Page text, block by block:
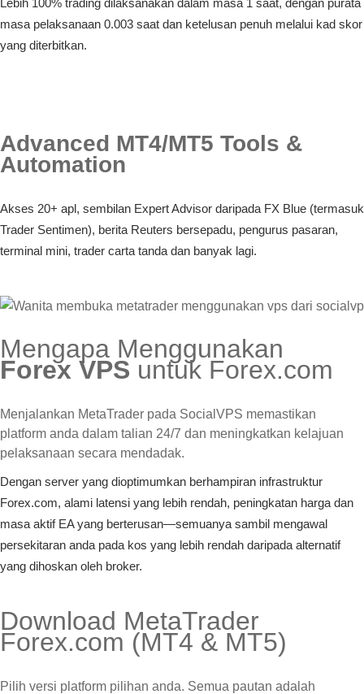
masa pelaksanaan 0.003 saat dan ketelusan penuh melalui kad skor
yang diterbitkan.
Advanced MT4/MT5 Tools &
Automation
Akses 20+ apl, sembilan Expert Advisor daripada FX Blue (termasuk
Trader Sentimen), berita Reuters bersepadu, pengurus pasaran,
terminal mini, trader carta tanda dan banyak lagi.
Mengapa Menggunakan
Forex VPS untuk Forex.com
Menjalankan MetaTrader pada SocialVPS memastikan
platform anda dalam talian 24/7 dan meningkatkan kelajuan
pelaksanaan secara mendadak.
Dengan server yang dioptimumkan berhampiran infrastruktur
Forex.com, alami latensi yang lebih rendah, peningkatan harga dan
masa aktif EA yang berterusan—semuanya sambil mengawal
persekitaran anda pada kos yang lebih rendah daripada alternatif
yang dihoskan oleh broker.
Download MetaTrader
Forex.com (MT4 & MT5)
Pilih versi platform pilihan anda. Semua pautan adalah